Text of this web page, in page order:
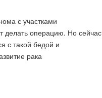
с участками
делать операцию. Но сейчас
с такой бедой и
рака